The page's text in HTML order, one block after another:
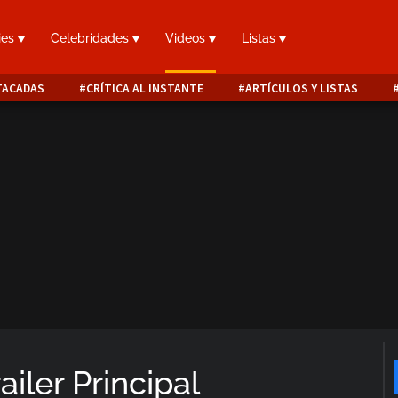
Celebridades Videos Listas
CRÍTICA AL INSTANTE ARTÍCULOS Y LISTAS
Principal